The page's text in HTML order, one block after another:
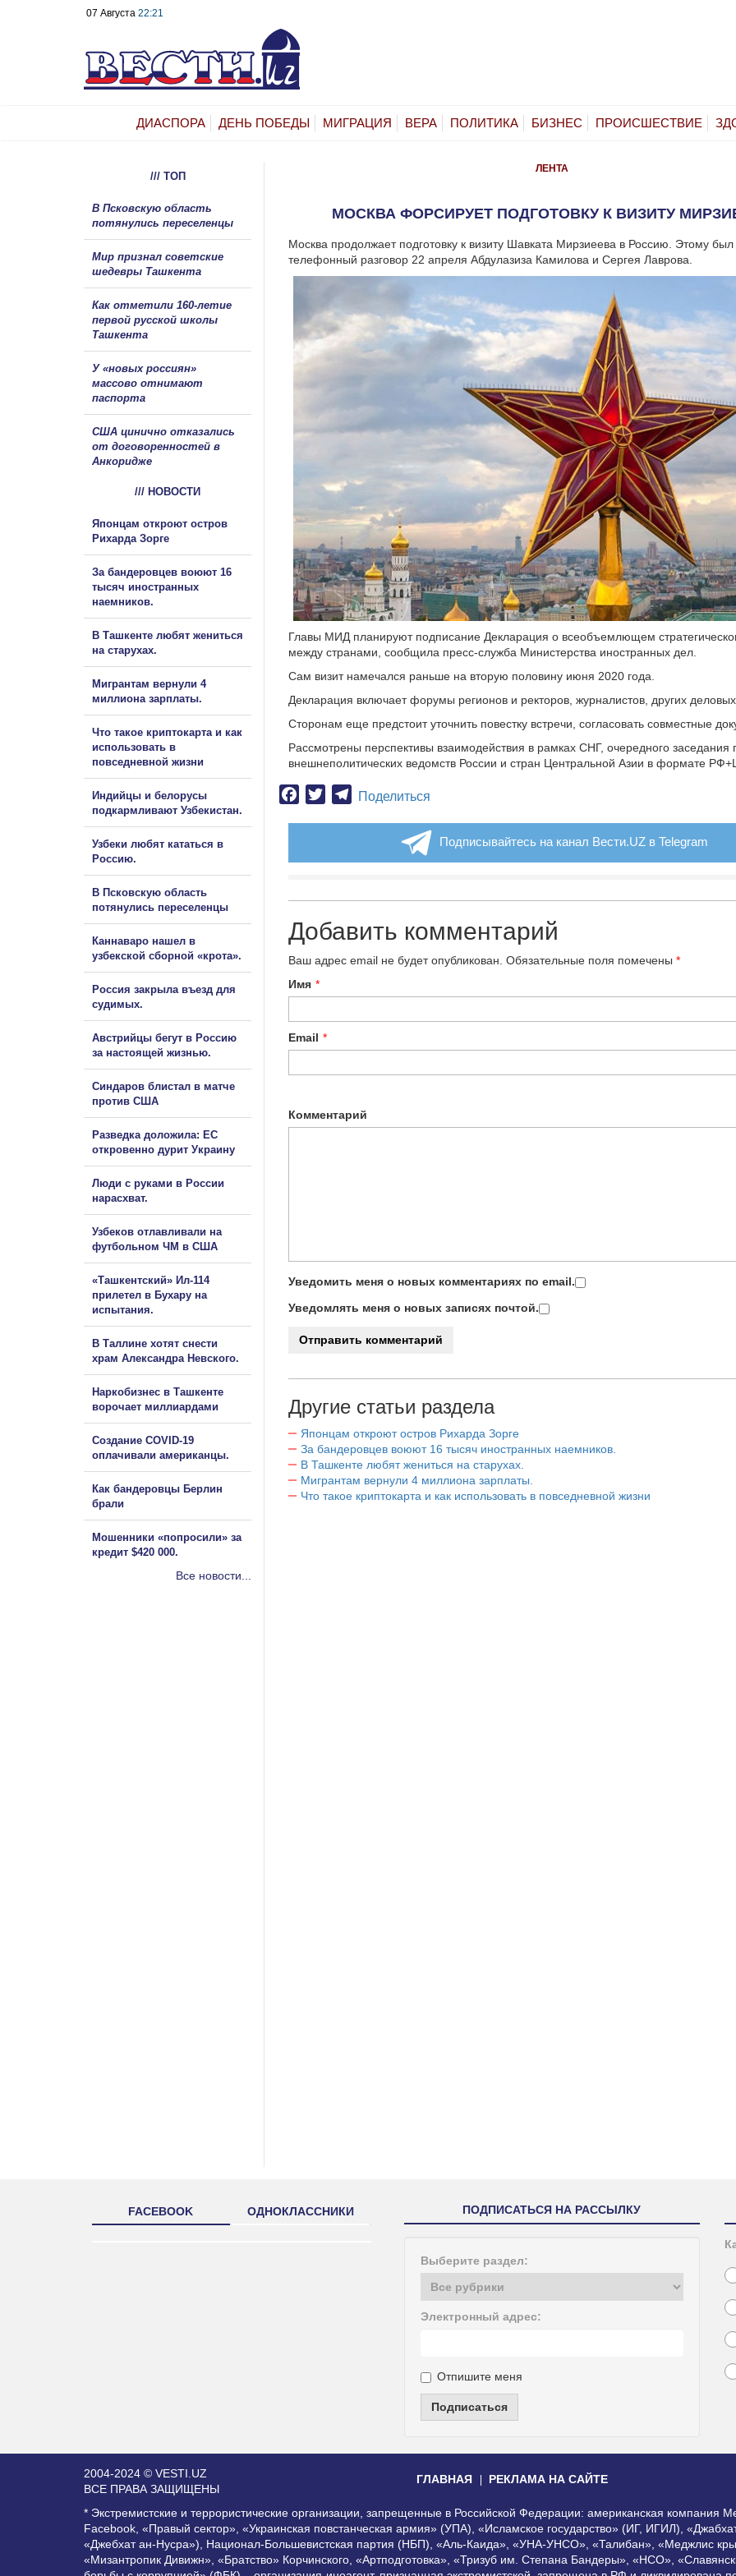
07 Августа 22:21
ДИАСПОРА ДЕНЬ ПОБЕДЫ МИГРАЦИЯ ВЕРА ПОЛИТИКА БИЗНЕС ПРОИСШЕСТВИЕ
ЛЕНТА
МОСКВА ФОРСИРУЕТ ПОДГОТОВКУ К ВИЗИТУ
Москва продолжает подготовку к визиту Шавката Мирзиеева в Россию. Этому
телефонный разговор 22 апреля Абдулазиза Камилова и Сергея Лаврова.
Главы МИД планируют подписание Декларация о всеобъемлющем
между странами, сообщила пресс-служба Министерства иностранных дел.
Сам визит намечался раньше на вторую половину июня 2020 года.
Декларация включает форумы регионов и ректоров, журналистов, других
Сторонам еще предстоит уточнить повестку встречи, согласовать совместные
Рассмотрены перспективы взаимодействия в рамках СНГ, очередного заседания
внешнеполитических ведомств России и стран Центральной Азии в формате
Facebook
TwitterTelegram
Поделиться
Подписывайтесь на канал Вести.UZ в Telegram
Добавить комментарий
Ваш адрес email не будет опубликован. Обязательные поля помечены *
Имя *
Email *
Комментарий
Уведомить меня о новых комментариях по email.
Уведомлять меня о новых записях почтой.
Другие статьи раздела
Японцам откроют остров Рихарда Зорге
За бандеровцев воюют 16 тысяч иностранных наемников.
В Ташкенте любят жениться на старухах.
Мигрантам вернули 4 миллиона зарплаты.
Что такое криптокарта и как использовать в повседневной жизни
/// ТОП
В Псковскую область
потянулись переселенцы
Мир признал советские
шедевры Ташкента
Как отметили 160-летие
первой русской школы
Ташкента
У «новых россиян»
массово отнимают
паспорта
США цинично отказались
от договоренностей в
Анкоридже
/// НОВОСТИ
Японцам откроют остров
Рихарда Зорге
За бандеровцев воюют 16
тысяч иностранных
наемников.
В Ташкенте любят жениться
на старухах.
Мигрантам вернули 4
миллиона зарплаты.
Что такое криптокарта и как
использовать в
повседневной жизни
Индийцы и белорусы
подкармливают Узбекистан.
Узбеки любят кататься в
Россию.
В Псковскую область
потянулись переселенцы
Каннаваро нашел в
узбекской сборной «крота».
Россия закрыла въезд для
судимых.
Австрийцы бегут в Россию
за настоящей жизнью.
Синдаров блистал в матче
против США
Разведка доложила: ЕС
откровенно дурит Украину
Люди с руками в России
нарасхват.
Узбеков отлавливали на
футбольном ЧМ в США
«Ташкентский» Ил-114
прилетел в Бухару на
испытания.
В Таллине хотят снести
храм Александра Невского.
Наркобизнес в Ташкенте
ворочает миллиардами
Создание COVID-19
оплачивали американцы.
Как бандеровцы Берлин
брали
Мошенники «попросили» за
кредит $420 000.
Все новости...
FACEBOOK ОДНОКЛАССНИКИ ПОДПИСАТЬСЯ НА РАССЫЛКУ
Выберите раздел:
Электронный адрес:
Отпишите меня
Подписаться
2004-2024 © VESTI.UZ
ВСЕ ПРАВА ЗАЩИЩЕНЫ
ГЛАВНАЯ РЕКЛАМА НА САЙТЕ
* Экстремистские и террористические организации, запрещенные в Российской Федерации: американская компания
Facebook, «Правый сектор», «Украинская повстанческая армия» (УПА), «Исламское государство» (ИГ, ИГИЛ),
«Джебхат ан-Нусра»), Национал-Большевистская партия (НБП), «Аль-Каида», «УНА-УНСО», «Талибан», «Меджлис
«Мизантропик Дивижн», «Братство» Корчинского, «Артподготовка», «Тризуб им. Степана Бандеры», «НСО»,